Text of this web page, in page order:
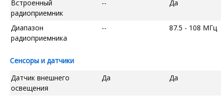
Встроенный
радиоприемник
-- Да
Диапазон
радиоприемника
-- 87.5 - 108 МГц
Сенсоры и датчики
Датчик внешнего
освещения
Да Да